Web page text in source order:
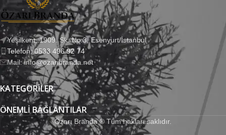
Yeşilkent, 1909. Sk. No:3, Esenyurt/İstanbul
Telefon: 0533 496 92 74
Mail: info@ozaribranda.net
KATEGORILER
ÖNEMLI BAĞLANTILAR
Özarı Branda ® Tüm hakları saklıdır.